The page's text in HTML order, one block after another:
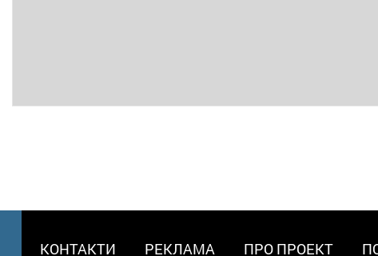
МЕНЮ
КОНТАКТИ РЕКЛАМА ПРО ПРОЕКТ